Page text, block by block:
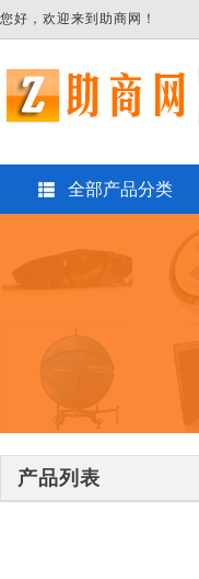
您好，欢迎来到助商网！
全部产品分类
产品列表